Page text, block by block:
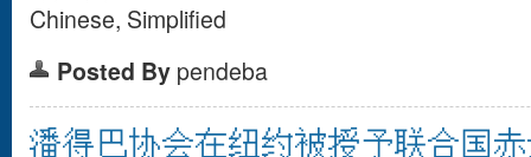
Chinese, Simplified
Posted By pendeba
潘得巴协会在纽约被授予联合国